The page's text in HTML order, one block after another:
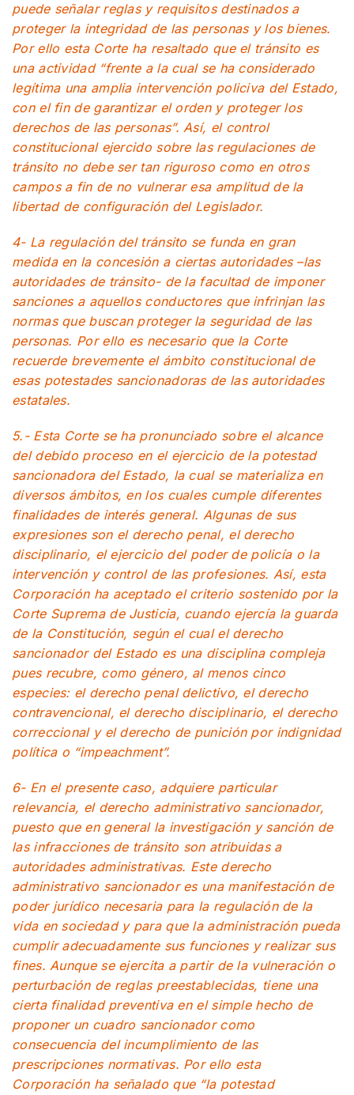
puede señalar reglas y requisitos destinados a
proteger la integridad de las personas y los bienes.
Por ello esta Corte ha resaltado que el tránsito es
una actividad “frente a la cual se ha considerado
legítima una amplia intervención policiva del Estado,
con el fin de garantizar el orden y proteger los
derechos de las personas”. Así, el control
constitucional ejercido sobre las regulaciones de
tránsito no debe ser tan riguroso como en otros
campos a fin de no vulnerar esa amplitud de la
libertad de configuración del Legislador.
4- La regulación del tránsito se funda en gran
medida en la concesión a ciertas autoridades –las
autoridades de tránsito- de la facultad de imponer
sanciones a aquellos conductores que infrinjan las
normas que buscan proteger la seguridad de las
personas. Por ello es necesario que la Corte
recuerde brevemente el ámbito constitucional de
esas potestades sancionadoras de las autoridades
estatales.
5.- Esta Corte se ha pronunciado sobre el alcance
del debido proceso en el ejercicio de la potestad
sancionadora del Estado, la cual se materializa en
diversos ámbitos, en los cuales cumple diferentes
finalidades de interés general. Algunas de sus
expresiones son el derecho penal, el derecho
disciplinario, el ejercicio del poder de policía o la
intervención y control de las profesiones. Así, esta
Corporación ha aceptado el criterio sostenido por la
Corte Suprema de Justicia, cuando ejercía la guarda
de la Constitución, según el cual el derecho
sancionador del Estado es una disciplina compleja
pues recubre, como género, al menos cinco
especies: el derecho penal delictivo, el derecho
contravencional, el derecho disciplinario, el derecho
correccional y el derecho de punición por indignidad
política o “impeachment”.
6- En el presente caso, adquiere particular
relevancia, el derecho administrativo sancionador,
puesto que en general la investigación y sanción de
las infracciones de tránsito son atribuidas a
autoridades administrativas. Este derecho
administrativo sancionador es una manifestación de
poder jurídico necesaria para la regulación de la
vida en sociedad y para que la administración pueda
cumplir adecuadamente sus funciones y realizar sus
fines. Aunque se ejercita a partir de la vulneración o
perturbación de reglas preestablecidas, tiene una
cierta finalidad preventiva en el simple hecho de
proponer un cuadro sancionador como
consecuencia del incumplimiento de las
prescripciones normativas. Por ello esta
Corporación ha señalado que “la potestad